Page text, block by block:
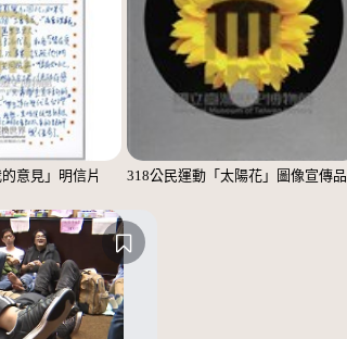
意見」明信片 318公民運動「太陽花」圖像宣傳品